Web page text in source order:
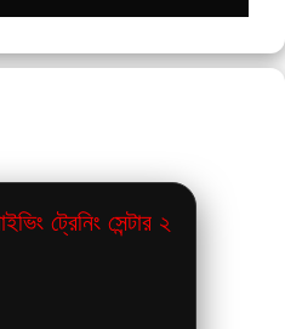
ট্রেনিং সেন্টার ২